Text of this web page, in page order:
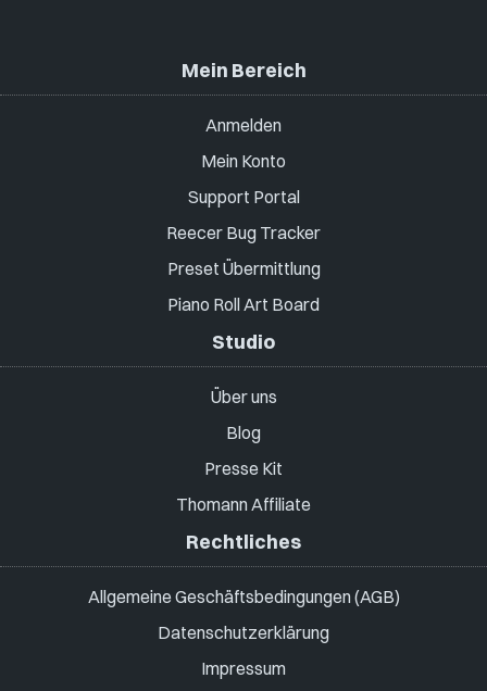
Mein Bereich
Anmelden
Mein Konto
Support Portal
Reecer Bug Tracker
Preset Übermittlung
Piano Roll Art Board
Studio
Über uns
Blog
Presse Kit
Thomann Affiliate
Rechtliches
Allgemeine Geschäftsbedingungen (AGB)
Datenschutzerklärung
Impressum